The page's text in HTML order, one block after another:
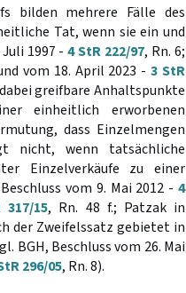
bilden mehrere Fälle des
Tat, wenn sie ein und
1997 -4 StR 222/97, Rn. 6;
vom 18. April 2023 -3 StR
greifbare Anhaltspunkte
einheitlich erworbenen
dass Einzelmengen
nicht, wenn tatsächliche
Einzelverkäufe zu einer
vom 9. Mai 2012 - 4
317/15, Rn. 48 f.; Patzak in
der Zweifelssatz gebietet in
BGH, Beschluss vom 26. Mai
296/05, Rn. 8).